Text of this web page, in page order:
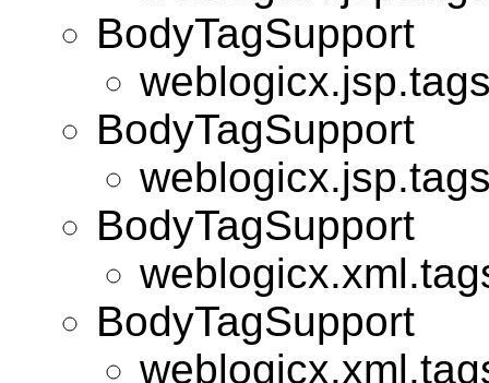
BodyTagSupport
BodyTagSupport
BodyTagSupport
BodyTagSupport